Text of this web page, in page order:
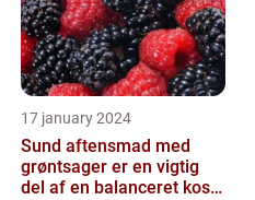
17 january 2024
Sund aftensmad med
grøntsager er en vigtig
del af en balanceret kost,